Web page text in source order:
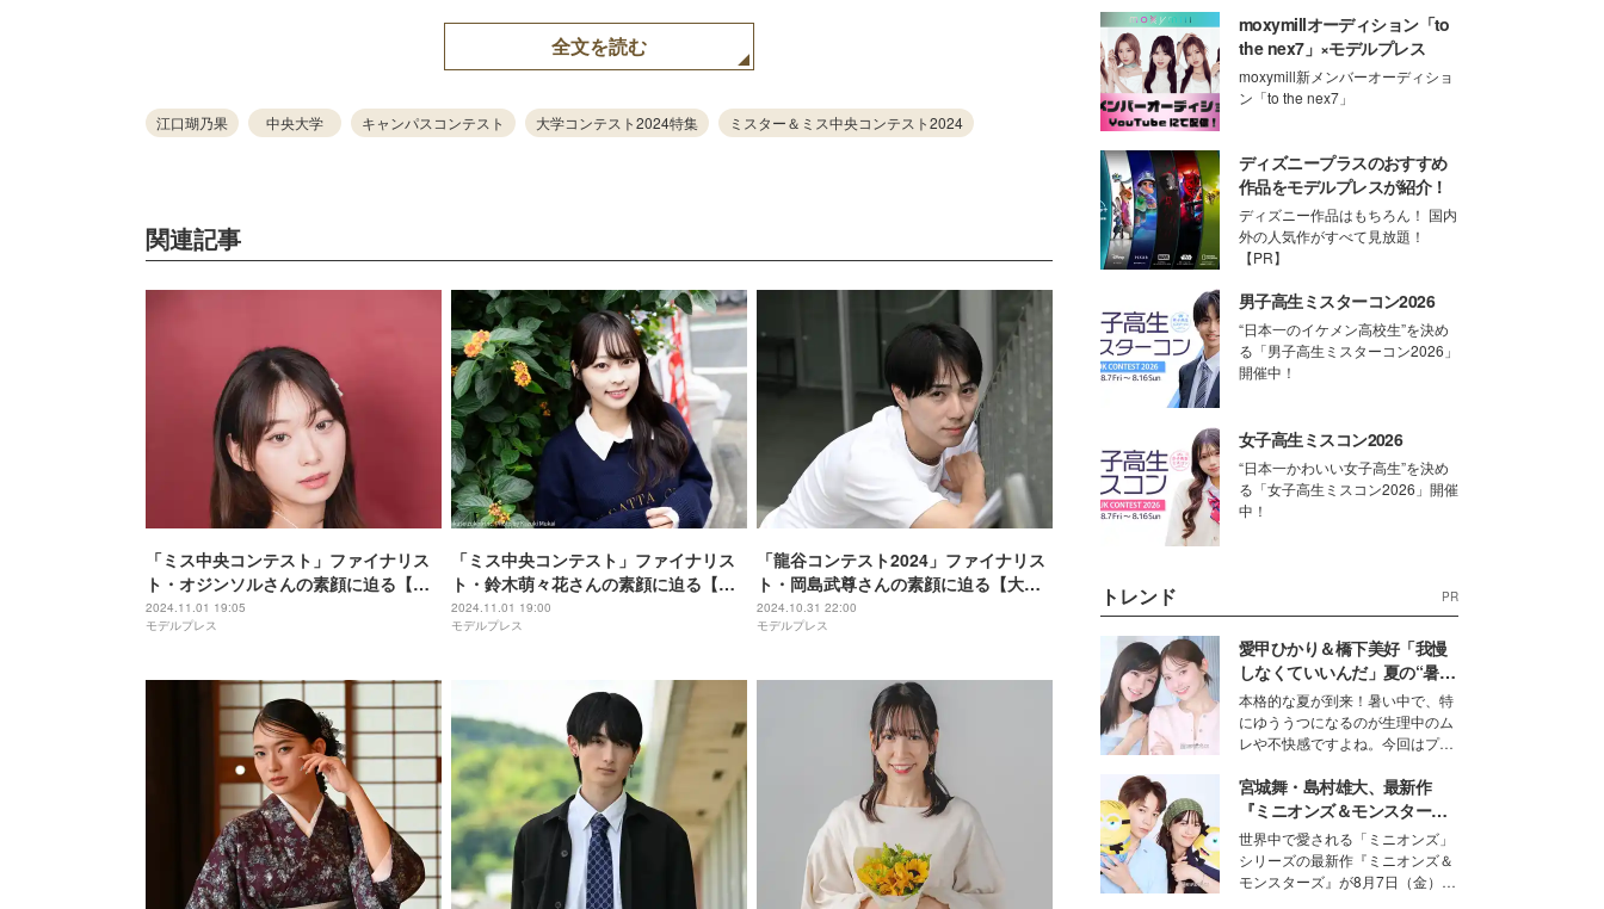
全文を読む
江口瑚乃果 中央大学 キャンパスコンテスト 大学コンテスト2024特集 ミスター＆ミス中央コンテスト2024
関連記事
「ミス中央コンテスト」ファイナリス
ト・オジンソルさんの素顔に迫る【大
学コンテスト2024特集】
2024.11.01 19:05
モデルプレス
「ミス中央コンテスト」ファイナリス
ト・鈴木萌々花さんの素顔に迫る【大
学コンテスト2024特集】
2024.11.01 19:00
モデルプレス
「龍谷コンテスト2024」ファイナリス
ト・岡島武尊さんの素顔に迫る【大学
コンテスト2024特集】
2024.10.31 22:00
モデルプレス
moxymillオーディション「to
the nex7」×モデルプレス
moxymill新メンバーオーディショ
ン「to the nex7」
ディズニープラスのおすすめ
作品をモデルプレスが紹介！
ディズニー作品はもちろん！ 国内
外の人気作がすべて見放題！
【PR】
男子高生ミスターコン2026
“日本一のイケメン高校生”を決め
る「男子高生ミスターコン2026」
開催中！
女子高生ミスコン2026
“日本一かわいい女子高生”を決め
る「女子高生ミスコン2026」開催
中！
トレンド PR
愛甲ひかり＆橋下美好「我慢
しなくていいんだ」夏の“暑さ
対策”の新しい選択肢とは？
本格的な夏が到来！暑い中で、特
にゆううつになるのが生理中のム
レや不快感ですよね。今回はプラ
モデル・愛甲ひかりさんと橋下美
好さんを迎えて本音で女子会トー
ク。猛暑のお出かけを快適に過ご
すヒントや、2人が感動した夏の
生理の新常識にも迫りました。
宮城舞・島村雄大、最新作
『ミニオンズ＆モンスター
ズ』の魅力熱弁 ハチャメチャ
だけじゃない“友情と絆”に感
動
世界中で愛される「ミニオンズ」
シリーズの最新作『ミニオンズ＆
モンスターズ』が8月7日（金）に